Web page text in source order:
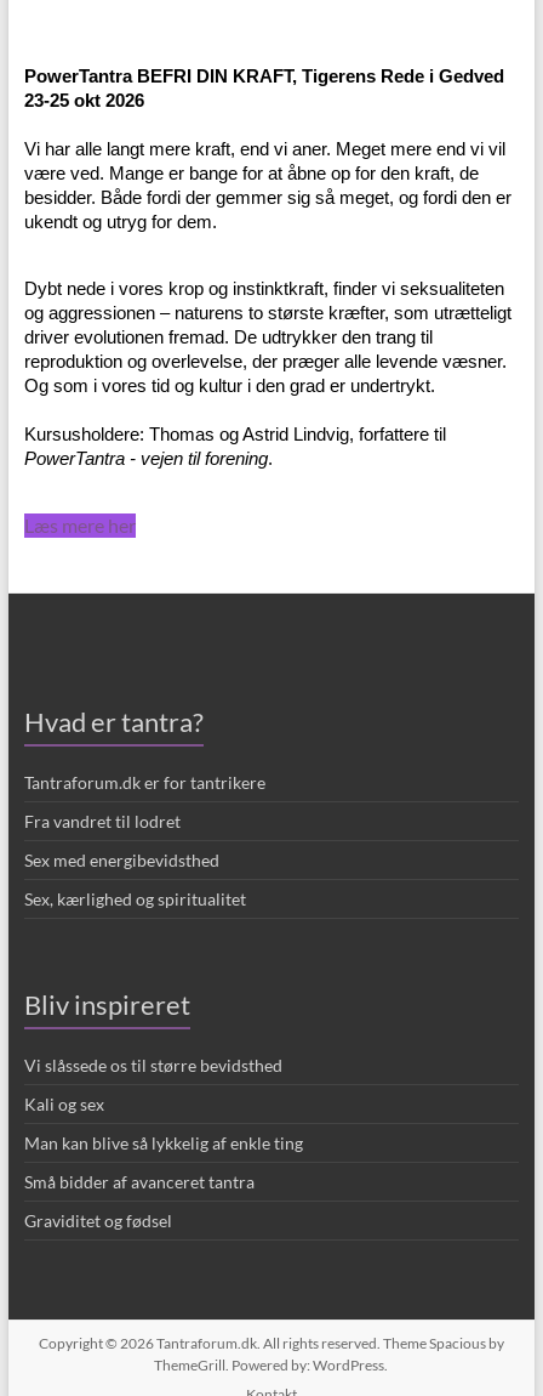
PowerTantra BEFRI DIN KRAFT, Tigerens Rede i Gedved
23-25 okt 2026
Vi har alle langt mere kraft, end vi aner. Meget mere end vi vil
være ved. Mange er bange for at åbne op for den kraft, de
besidder. Både fordi der gemmer sig så meget, og fordi den er
ukendt og utryg for dem.
Dybt nede i vores krop og instinktkraft, finder vi seksualiteten
og aggressionen – naturens to største kræfter, som utrætteligt
driver evolutionen fremad. De udtrykker den trang til
reproduktion og overlevelse, der præger alle levende væsner.
Og som i vores tid og kultur i den grad er undertrykt.
Kursusholdere: Thomas og Astrid Lindvig, forfattere til
PowerTantra - vejen til forening.
Læs mere her
Hvad er tantra?
Tantraforum.dk er for tantrikere
Fra vandret til lodret
Sex med energibevidsthed
Sex, kærlighed og spiritualitet
Bliv inspireret
Vi slåssede os til større bevidsthed
Kali og sex
Man kan blive så lykkelig af enkle ting
Små bidder af avanceret tantra
Graviditet og fødsel
Copyright © 2026Tantraforum.dk. All rights reserved. ThemeSpaciousby
ThemeGrill. Powered by:WordPress.